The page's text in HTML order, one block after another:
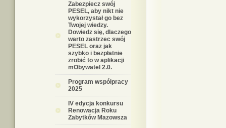
Zabezpiecz swój
PESEL, aby nikt nie
wykorzystał go bez
Twojej wiedzy.
Dowiedz się, dlaczego
warto zastrzec swój
PESEL oraz jak
szybko i bezpłatnie
zrobić to w aplikacji
mObywatel 2.0.
Program współpracy
2025
IV edycja konkursu
Renowacja Roku
Zabytków Mazowsza